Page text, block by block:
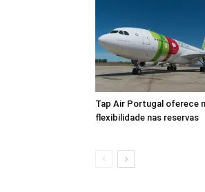
Tap Air Portugal oferece
flexibilidade nas reservas